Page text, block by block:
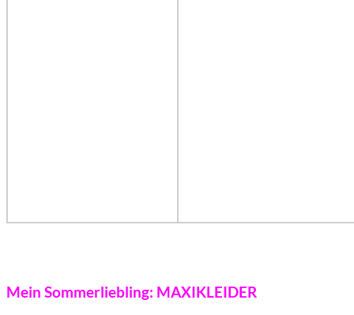
Mein Sommerliebling: MAXIKLEIDER